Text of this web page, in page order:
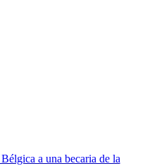
a una becaria de la